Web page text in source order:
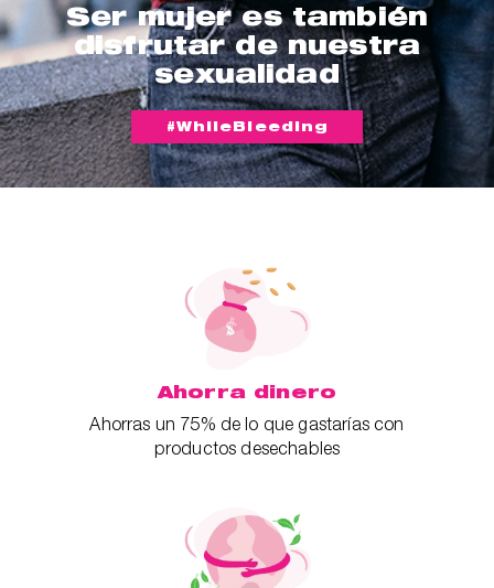
Ser mujer es también
disfrutar de nuestra
sexualidad
#WhileBleeding
Ahorra dinero
Ahorras un 75% de lo que gastarías con
productos desechables